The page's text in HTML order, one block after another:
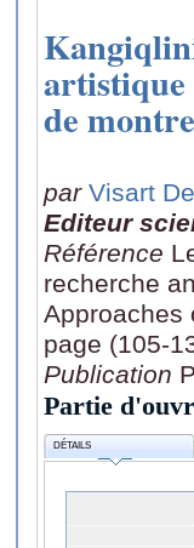
artistique
de
par Visart
Editeur
Référence
recherche
Approaches
page (105-
Publication
Partie
DÉTAILS